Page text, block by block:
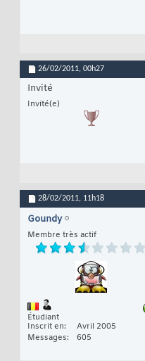
26/02/2011, 00h27
Invité
Invité(e)
28/02/2011, 11h18
Goundy
Membre très actif
Étudiant
Inscrit en
Avril 2005
Messages
605